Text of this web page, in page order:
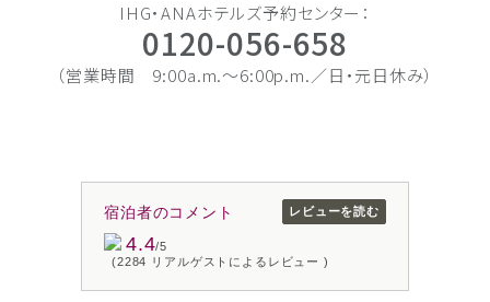
IHG・ANAホテルズ予約センター：
0120-056-658
（営業時間 9:00a.m.〜6:00p.m.／日・元日休み）
宿泊者のコメント
4.4/5
(2284 リアルゲストによるレビュー )
レビューを読む